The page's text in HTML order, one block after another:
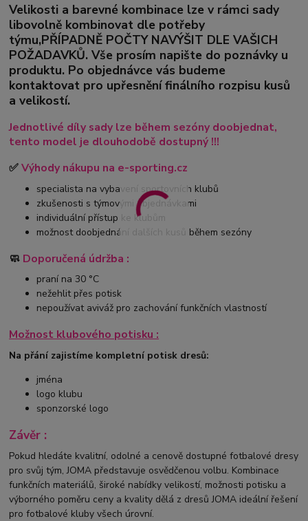
Velikosti a barevné kombinace lze v rámci sady
libovolně kombinovat dle potřeby
týmu,PŘÍPADNĚ POČTY NAVÝŠIT DLE VAŠICH
POŽADAVKŮ. Vše prosím napište do poznávky u
produktu. Po objednávce vás budeme
kontaktovat pro upřesnění finálního rozpisu kusů
a velikostí.
Jednotlivé díly sady lze během sezóny doobjednat,
tento model je dlouhodobě dostupný !!!
✅Výhody nákupu na e-sporting.cz
specialista na vybavení sportovních klubů
zkušenosti s týmovými objednávkami
individuální přístup ke klubům
možnost doobjednání dalších kusů během sezóny
🧼 Doporučená údržba :
praní na 30 °C
nežehlit přes potisk
nepoužívat aviváž pro zachování funkčních vlastností
Možnost klubového potisku :
Na přání zajistíme kompletní potisk dresů:
jména
logo klubu
sponzorské logo
Závěr :
Pokud hledáte kvalitní, odolné a cenově dostupné fotbalové dresy
pro svůj tým, JOMA představuje osvědčenou volbu. Kombinace
funkčních materiálů, široké nabídky velikostí, možnosti potisku a
výborného poměru ceny a kvality dělá z dresů JOMA ideální řešení
pro fotbalové kluby všech úrovní.